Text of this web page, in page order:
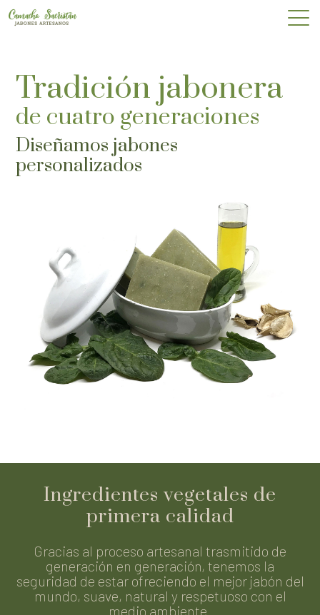
Tradición jabonera
de cuatro generaciones
Diseñamos jabones
personalizados
Ingredientes vegetales de
primera calidad
Gracias al proceso artesanal trasmitido de
generación en generación, tenemos la
seguridad de estar ofreciendo el mejor jabón del
mundo, suave, natural y respetuoso con el
medio ambiente.